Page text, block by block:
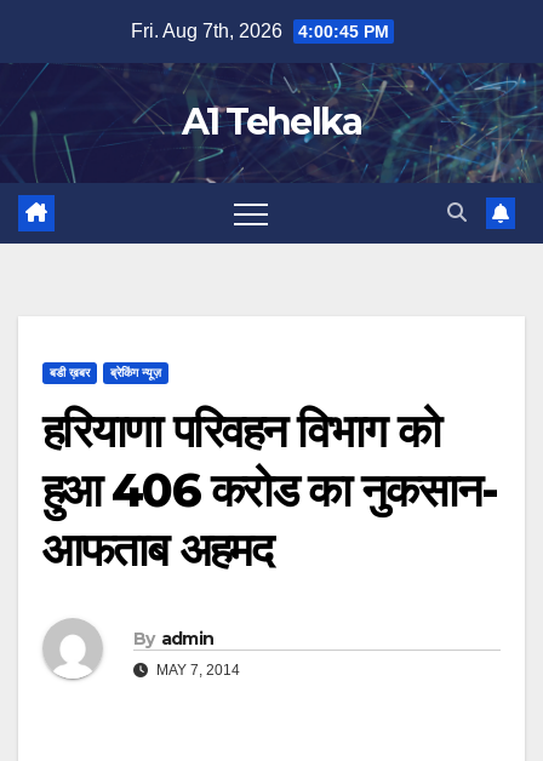
content
Fri. Aug 7th, 2026 4:00:45 PM
A1 Tehelka
बडी ख़बर ब्रेकिंग न्यूज़
हरियाणा परिवहन विभाग को
हुआ 406 करोड का नुकसान-
आफताब अहमद
By admin
MAY 7, 2014